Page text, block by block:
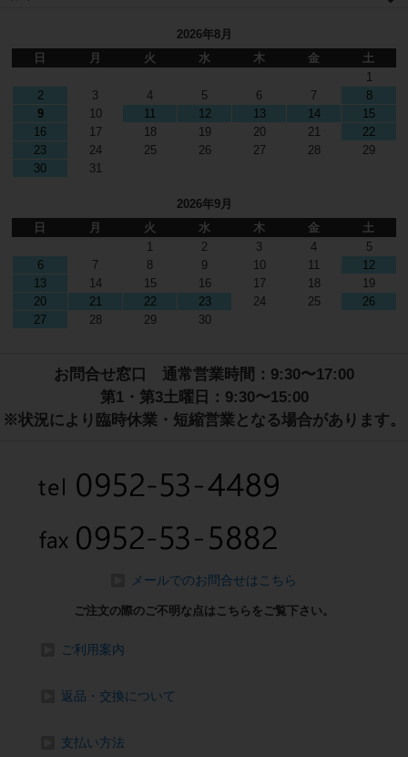
2026年8月
日
月 火 水 木 金
土
1
2
3 4 5 6 7
8
9
10 11 12 13 14
15
16
17 18 19 20 21
22
23
24 25 26 27 28
29
30
31
2026年9月
日
月 火 水 木 金
土
1
2 3 4
5
6
7 8 9 10 11
12
13
14 15 16 17 18
19
20
21 22 23 24 25
26
27
28 29 30
お問合せ窓口 通常営業時間：9:30〜17:00
第1・第3土曜日：9:30〜15:00
※状況により臨時休業・短縮営業となる場合があります。
メールでのお問合せはこちら
ご注文の際のご不明な点はこちらをご覧下さい。
ご利用案内
返品・交換について
支払い方法